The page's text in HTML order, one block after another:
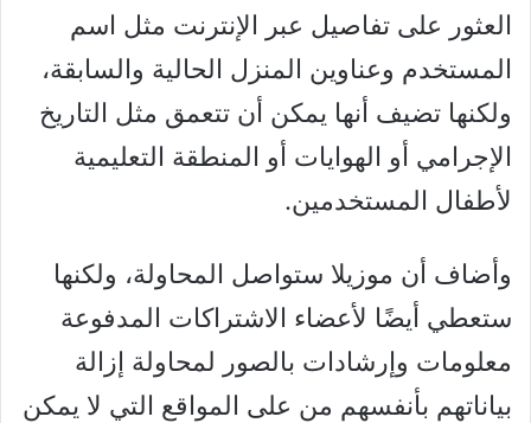
العثور على تفاصيل عبر الإنترنت مثل اسم
المستخدم وعناوين المنزل الحالية والسابقة،
ولكنها تضيف أنها يمكن أن تتعمق مثل التاريخ
الإجرامي أو الهوايات أو المنطقة التعليمية
لأطفال المستخدمين.
وأضاف أن موزيلا ستواصل المحاولة، ولكنها
ستعطي أيضًا لأعضاء الاشتراكات المدفوعة
معلومات وإرشادات بالصور لمحاولة إزالة
بياناتهم بأنفسهم من على المواقع التي لا يمكن